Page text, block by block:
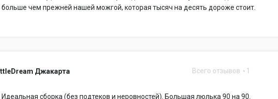
больше чем прежней нашей можгой, которая тысяч на десять дороже стоит.
Джакарта Всего отзывов 1
Идеальная сборка (без подтеков и неровностей). Большая люлька 90 на 90.